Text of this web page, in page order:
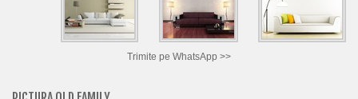
Trimite pe WhatsApp >>